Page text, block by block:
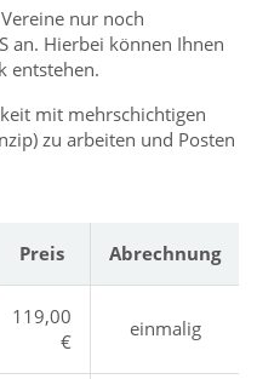
nur noch
an. Hierbei können Ihnen
entstehen.
mit mehrschichtigen
zu arbeiten und Posten
Preis Abrechnung
119,00
€
einmalig